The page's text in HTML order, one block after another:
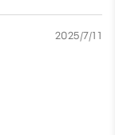
2025/7/11